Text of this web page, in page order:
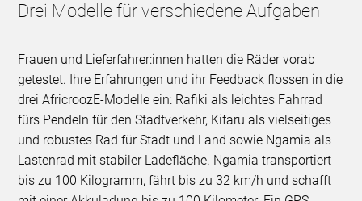
Drei Modelle für verschiedene Aufgaben
Frauen und Lieferfahrer:innen hatten die Räder vorab
getestet. Ihre Erfahrungen und ihr Feedback flossen in die
drei AfricroozE-Modelle ein: Rafiki als leichtes Fahrrad
fürs Pendeln für den Stadtverkehr, Kifaru als vielseitiges
und robustes Rad für Stadt und Land sowie Ngamia als
Lastenrad mit stabiler Ladefläche. Ngamia transportiert
bis zu 100 Kilogramm, fährt bis zu 32 km/h und schafft